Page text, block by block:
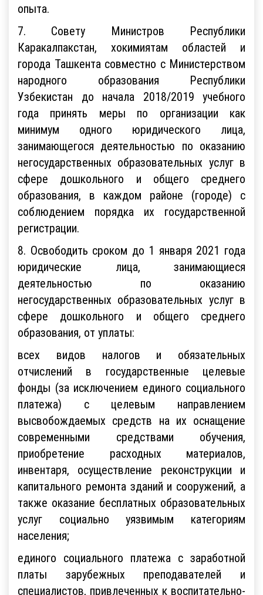
опыта.
7. Совету Министров Республики
Каракалпакстан, хокимиятам областей и
города Ташкента совместно с Министерством
народного образования Республики
Узбекистан до начала 2018/2019 учебного
года принять меры по организации как
минимум одного юридического лица,
занимающегося деятельностью по оказанию
негосударственных образовательных услуг в
сфере дошкольного и общего среднего
образования, в каждом районе (городе) с
соблюдением порядка их государственной
регистрации.
8. Освободить сроком до 1 января 2021 года
юридические лица, занимающиеся
деятельностью по оказанию
негосударственных образовательных услуг в
сфере дошкольного и общего среднего
образования, от уплаты:
всех видов налогов и обязательных
отчислений в государственные целевые
фонды (за исключением единого социального
платежа) с целевым направлением
высвобождаемых средств на их оснащение
современными средствами обучения,
приобретение расходных материалов,
инвентаря, осуществление реконструкции и
капитального ремонта зданий и сооружений, а
также оказание бесплатных образовательных
услуг социально уязвимым категориям
населения;
единого социального платежа с заработной
платы зарубежных преподавателей и
специалистов, привлеченных к воспитательно-